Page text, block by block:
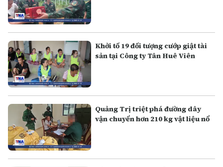
Khởi tố 19 đối tượng cướp giật tài
sản tại Công ty Tân Huê Viên
Quảng Trị triệt phá đường dây
vận chuyển hơn 210 kg vật liệu nổ